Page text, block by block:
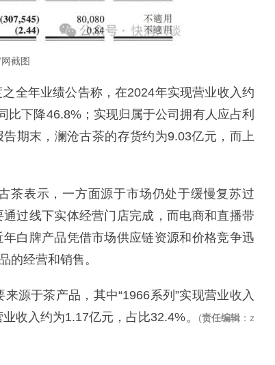
截图
全年业绩公告称，在2024年实现营业收入约
下降46.8%；实现归属于公司拥有人应占利
期末，澜沧古茶的存货约为9.03亿元，而上
茶表示，一方面源于市场仍处于缓慢复苏过
过线下实体经营门店完成，而电商和直播带
白牌产品凭借市场供应链资源和价格竞争迅
的经营和销售。
源于茶产品，其中“1966系列”实现营业收入
收入约为1.17亿元，占比32.4%。
(责任编辑：z